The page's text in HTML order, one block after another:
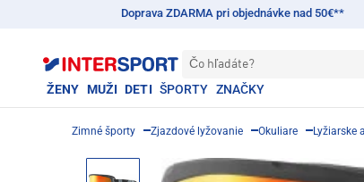
Doprava ZDARMA pri objednávke nad 50€**
Čo hľadáte?
ŽENY MUŽI DETI ŠPORTY ZNAČKY
Zimné športy Zjazdové lyžovanie Okuliare Lyžiarske